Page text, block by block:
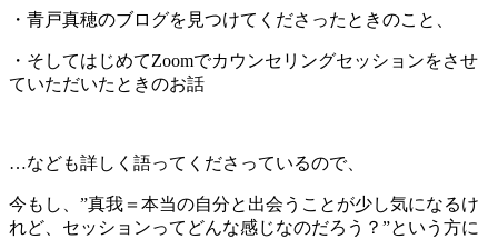
・青戸真穂のブログを見つけてくださったときのこと、
・そしてはじめてZoomでカウンセリングセッションをさせ
ていただいたときのお話
…なども詳しく語ってくださっているので、
今もし、”真我＝本当の自分と出会うことが少し気になるけ
れど、セッションってどんな感じなのだろう？”という方に